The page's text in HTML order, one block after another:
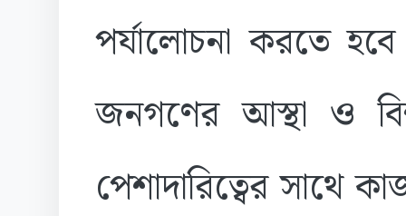
পর্যালোচনা করতে
জনগণের আস্থা ও
পেশাদারিত্বের সাথে